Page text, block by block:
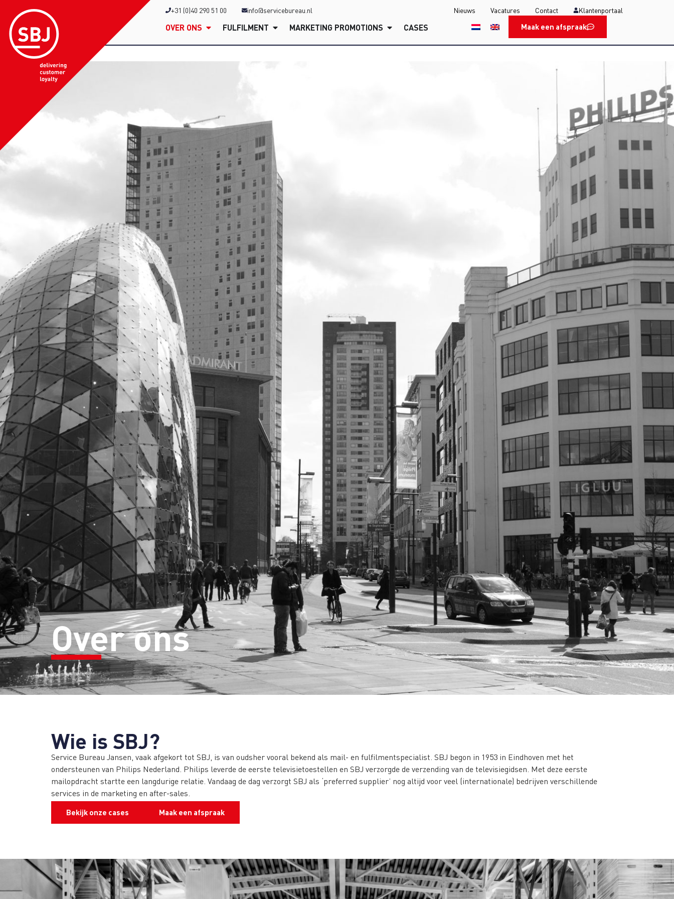
+31 (0)40 290 51 00 info@servicebureau.nl Nieuws Vacatures Contact Klantenportaal
OVER ONS FULFILMENT MARKETING PROMOTIONS CASES Maak een afspraak
Over ons
Wie is SBJ?
Service Bureau Jansen, vaak afgekort tot SBJ, is van oudsher vooral bekend als mail- en fulfilmentspecialist. SBJ begon in 1953 in Eindhoven met het
ondersteunen van Philips Nederland. Philips leverde de eerste televisietoestellen en SBJ verzorgde de verzending van de televisiegidsen. Met deze eerste
mailopdracht startte een langdurige relatie. Vandaag de dag verzorgt SBJ als ‘preferred supplier’ nog altijd voor veel (internationale) bedrijven verschillende
services in de marketing en after-sales.
Bekijk onze cases
Maak een afspraak